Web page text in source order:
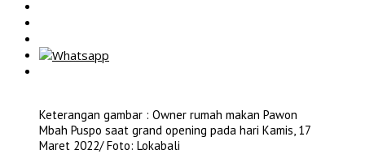
Keterangan gambar : Owner rumah makan Pawon
Mbah Puspo saat grand opening pada hari Kamis, 17
Maret 2022/ Foto: Lokabali